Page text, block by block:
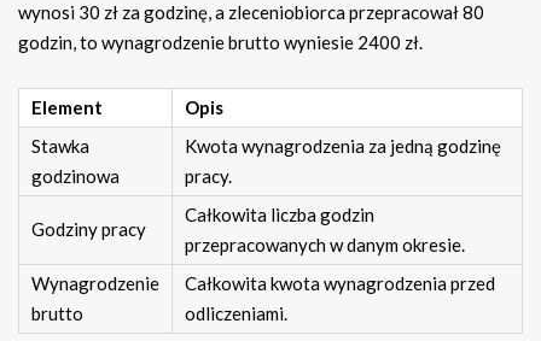
wynosi 30 zł za godzinę, a zleceniobiorca przepracował 80
godzin, to wynagrodzenie brutto wyniesie 2400 zł.
Element
Opis
Stawka
godzinowa
Kwota wynagrodzenia za jedną godzinę
pracy.
Godziny pracy
Całkowita liczba godzin
przepracowanych w danym okresie.
Wynagrodzenie
brutto
Całkowita kwota wynagrodzenia przed
odliczeniami.